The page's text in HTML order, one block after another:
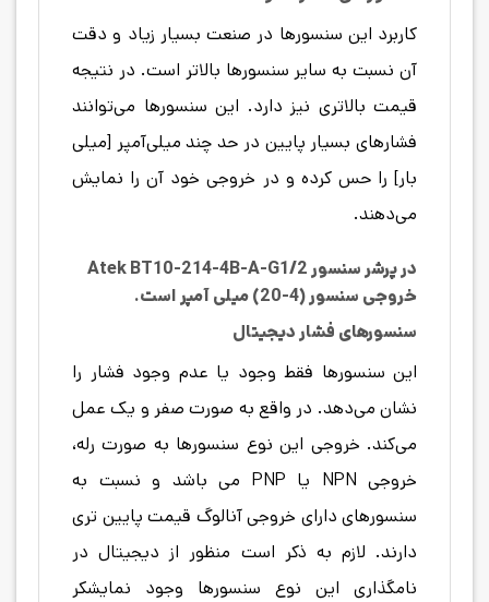
کاربرد این سنسورها در صنعت بسیار زیاد و دقت
آن نسبت به سایر سنسورها بالاتر است. در نتیجه
قیمت بالاتری نیز دارد. این سنسورها می‌توانند
فشارهای بسیار پایین در حد چند میلی‌آمپر [میلی
بار] را حس کرده و در خروجی خود آن را نمایش
می‌دهند.
در پرشر سنسور Atek BT10-214-4B-A-G1/2
خروجی سنسور (4-20) میلی آمپر است.
سنسورهای فشار دیجیتال
این سنسورها فقط وجود یا عدم وجود فشار را
نشان می‌دهد. در واقع به صورت صفر و یک عمل
می‌کند. خروجی این نوع سنسورها به صورت رله،
خروجی NPN یا PNP می باشد و نسبت به
سنسورهای دارای خروجی آنالوگ قیمت پایین تری
دارند. لازم به ذکر است منظور از دیجیتال در
نامگذاری این نوع سنسورها وجود نمایشکر